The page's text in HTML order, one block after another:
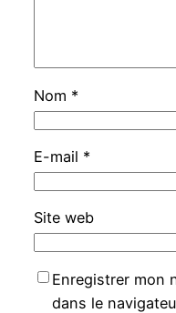
Nom *
E-mail *
Site web
Enregistrer mon
dans le